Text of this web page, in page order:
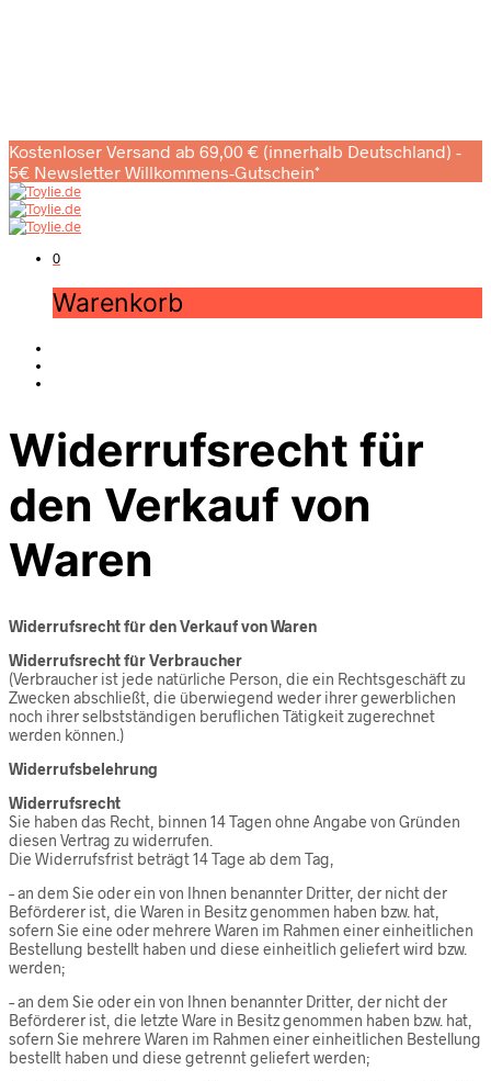
Kostenloser Versand ab 69,00 € (innerhalb Deutschland) -
5€ Newsletter Willkommens-Gutschein*
0
Warenkorb
Widerrufsrecht für
den Verkauf von
Waren
Widerrufsrecht für den Verkauf von Waren
Widerrufsrecht für Verbraucher
(Verbraucher ist jede natürliche Person, die ein Rechtsgeschäft zu
Zwecken abschließt, die überwiegend weder ihrer gewerblichen
noch ihrer selbstständigen beruflichen Tätigkeit zugerechnet
werden können.)
Widerrufsbelehrung
Widerrufsrecht
Sie haben das Recht, binnen 14 Tagen ohne Angabe von Gründen
diesen Vertrag zu widerrufen.
Die Widerrufsfrist beträgt 14 Tage ab dem Tag,
– an dem Sie oder ein von Ihnen benannter Dritter, der nicht der
Beförderer ist, die Waren in Besitz genommen haben bzw. hat,
sofern Sie eine oder mehrere Waren im Rahmen einer einheitlichen
Bestellung bestellt haben und diese einheitlich geliefert wird bzw.
werden;
– an dem Sie oder ein von Ihnen benannter Dritter, der nicht der
Beförderer ist, die letzte Ware in Besitz genommen haben bzw. hat,
sofern Sie mehrere Waren im Rahmen einer einheitlichen Bestellung
bestellt haben und diese getrennt geliefert werden;